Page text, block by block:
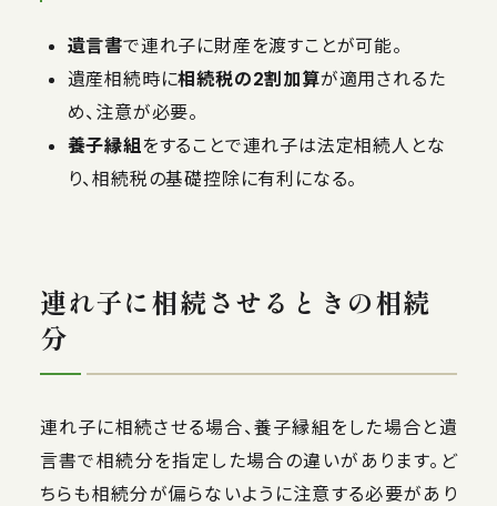
遺言書で連れ子に財産を渡すことが可能。
遺産相続時に相続税の2割加算が適用されるた
め、注意が必要。
養子縁組をすることで連れ子は法定相続人とな
り、相続税の基礎控除に有利になる。
連れ子に相続させるときの相続
分
連れ子に相続させる場合、養子縁組をした場合と遺
言書で相続分を指定した場合の違いがあります。ど
ちらも相続分が偏らないように注意する必要があり